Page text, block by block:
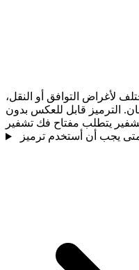
لأغراض التوافق أو النقل،
الترميز قابل للعكس بدون